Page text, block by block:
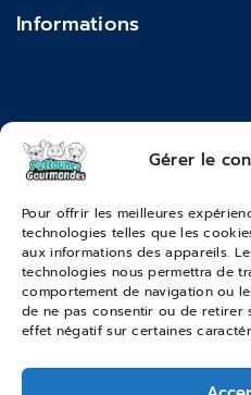
Gérer le
Pour offrir les meilleures
technologies telles que les
aux informations des appareils.
technologies nous permettra de
comportement de navigation ou
de ne pas consentir ou de retirer
effet négatif sur certaines
Informations
Moyens de paiements
Conditions générales de
Suivi de commande
Services & Retours
Modes de livraison